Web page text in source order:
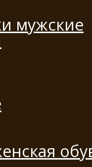
мужские